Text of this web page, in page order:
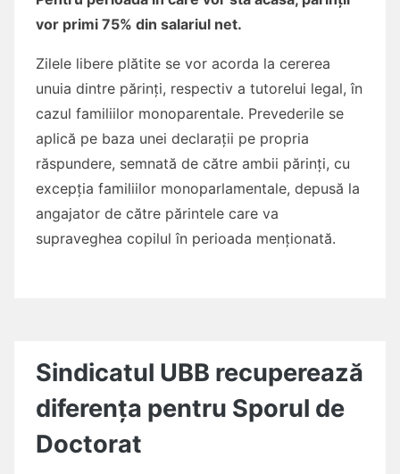
vor primi 75% din salariul net.
Zilele libere plătite se vor acorda la cererea
unuia dintre părinți, respectiv a tutorelui legal, în
cazul familiilor monoparentale. Prevederile se
aplică pe baza unei declarații pe propria
răspundere, semnată de către ambii părinți, cu
excepția familiilor monoparlamentale, depusă la
angajator de către părintele care va
supraveghea copilul în perioada menționată.
Sindicatul UBB recuperează
diferența pentru Sporul de
Doctorat